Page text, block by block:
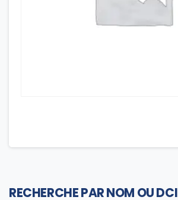
RECHERCHE PAR NOM OU DCI